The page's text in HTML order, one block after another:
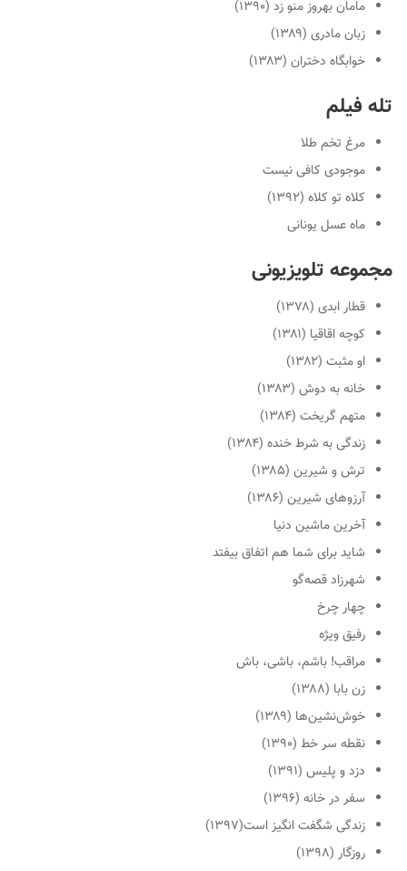
مامان بهروز منو زد (۱۳۹۰)
زبان مادری (۱۳۸۹)
خوابگاه دختران (۱۳۸۳)
تله فیلم
مرغ تخم طلا
موجودی کافی نیست
کلاه تو کلاه (۱۳۹۲)
ماه عسل یونانی
مجموعه تلویزیونی
قطار ابدی (۱۳۷۸)
کوچه اقاقیا (۱۳۸۱)
او مثبت (۱۳۸۲)
خانه به دوش (۱۳۸۳)
متهم گریخت (۱۳۸۴)
زندگی به شرط خنده (۱۳۸۴)
ترش و شیرین (۱۳۸۵)
آرزوهای شیرین (۱۳۸۶)
آخرین ماشین دنیا
شاید برای شما هم اتفاق بیفتد
شهرزاد قصه‌گو
چهار چرخ
رفیق ویژه
مراقب! باشم، باشی، باش
زن بابا (۱۳۸۸)
خوش‌نشین‌ها (۱۳۸۹)
نقطه سر خط (۱۳۹۰)
دزد و پلیس (۱۳۹۱)
سفر در خانه (۱۳۹۶)
زندگی شگفت انگیز است(۱۳۹۷)
روزگار (۱۳۹۸)